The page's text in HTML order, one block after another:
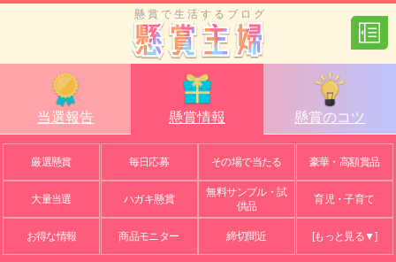
懸賞で生活するブログ
当選報告 懸賞情報 懸賞のコツ
厳選懸賞 毎日応募 その場で当たる 豪華・高額賞品
大量当選 ハガキ懸賞
無料サンプル・試
供品
育児・子育て
お得な情報 商品モニター 締切間近 [もっと見る▼]